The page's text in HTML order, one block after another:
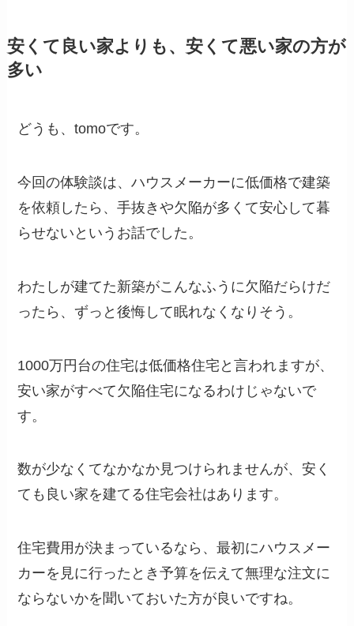
安くて良い家よりも、安くて悪い家の方が
多い
どうも、tomoです。
今回の体験談は、ハウスメーカーに低価格で建築
を依頼したら、手抜きや欠陥が多くて安心して暮
らせないというお話でした。
わたしが建てた新築がこんなふうに欠陥だらけだ
ったら、ずっと後悔して眠れなくなりそう。
1000万円台の住宅は低価格住宅と言われますが、
安い家がすべて欠陥住宅になるわけじゃないで
す。
数が少なくてなかなか見つけられませんが、安く
ても良い家を建てる住宅会社はあります。
住宅費用が決まっているなら、最初にハウスメー
カーを見に行ったとき予算を伝えて無理な注文に
ならないかを聞いておいた方が良いですね。